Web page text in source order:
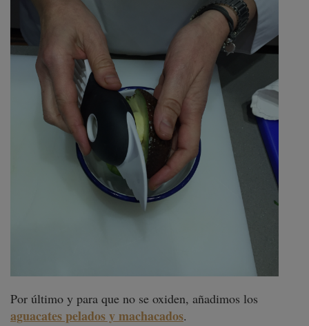
Por último y para que no se oxiden, añadimos los
aguacates pelados y machacados.